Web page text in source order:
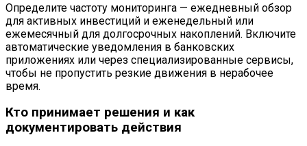
Определите частоту мониторинга — ежедневный обзор
для активных инвестиций и еженедельный или
ежемесячный для долгосрочных накоплений. Включите
автоматические уведомления в банковских
приложениях или через специализированные сервисы,
чтобы не пропустить резкие движения в нерабочее
время.
Кто принимает решения и как
документировать действия